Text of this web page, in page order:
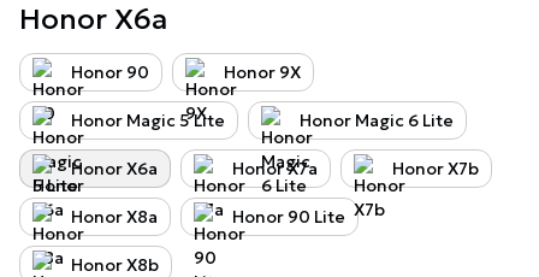
Honor X6a
Honor 90 Honor 9X
Honor Magic 5 Lite Honor Magic 6 Lite
Honor X6a Honor X7a Honor X7b
Honor X8a Honor 90 Lite
Honor X8b